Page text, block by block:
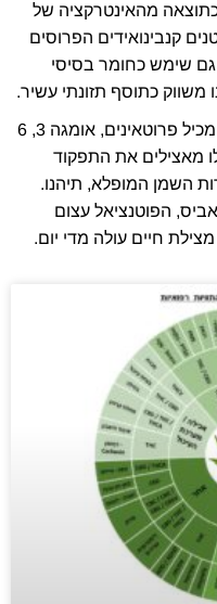
מהאינטרקציה של
קנבינואידים הפרוסים
גם שימש כחומר בסיסי
משווק כתוסף תזונתי עשיר.
לא סתם זכה לכינוי “מזון על” הוא הינו מכיל פרוטאינים, אומגה 3, 6
אלו מאצילים את התפקוד
השמן המופלא, תיהנו.
הפוטנציאל עצום
חיים עולה מדי יום.